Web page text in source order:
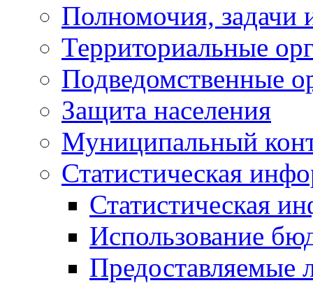
Полномочия, задачи
Территориальные
Подведомственные
Защита населения
Муниципальный
Статистическая
Статистическая
Использование
Предоставляемые